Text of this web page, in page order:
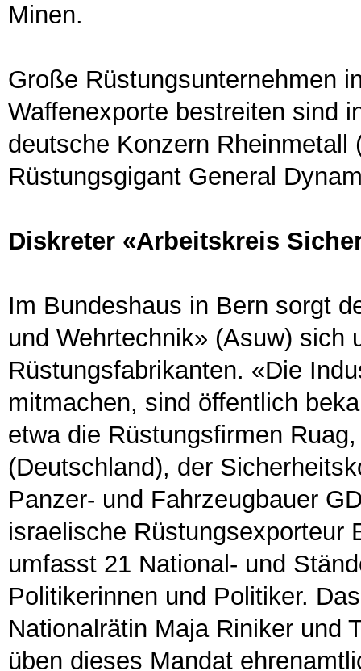
Minen.
Große Rüstungsunternehmen
Waffenexporte bestreiten sind
deutsche Konzern
Rüstungsgigant General
Diskreter «Arbeitskreis
Im Bundeshaus in Bern sorgt
und Wehrtechnik» (Asuw) sich
Rüstungsfabrikanten. «Die
mitmachen, sind öffentlich
etwa die Rüstungsfirmen
(Deutschland), der
Panzer- und Fahrzeugbauer
israelische Rüstungsexporteur
umfasst 21 National- und
Politikerinnen und Politiker.
Nationalrätin Maja Riniker und
üben dieses Mandat